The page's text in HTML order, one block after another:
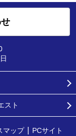
スト
マップ PCサイト